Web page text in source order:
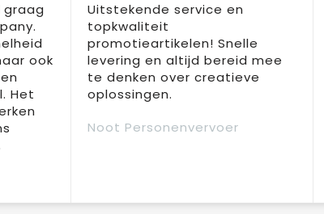
ook
Het
Uitstekende service en
topkwaliteit
promotieartikelen! Snelle
levering en altijd bereid mee
te denken over creatieve
oplossingen.
Noot Personenvervoer